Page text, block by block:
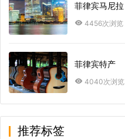
菲律宾马尼拉
4456次浏览
菲律宾特产
4040次浏览
推荐标签